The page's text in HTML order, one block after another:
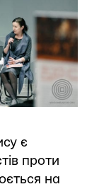
є
проти
на